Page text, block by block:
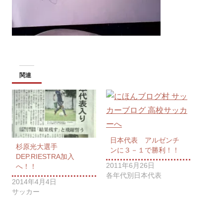
関連
杉原光大選手
DEP.RIESTRA加入
へ！！
2014年4月4日
サッカー
日本代表 アルゼンチ
ンに３－１で勝利！！
2011年6月26日
各年代別日本代表